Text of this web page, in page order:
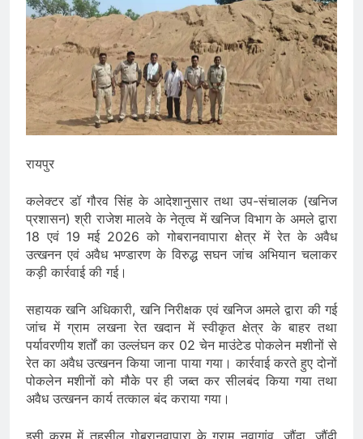
रायपुर
कलेक्टर डॉ गौरव सिंह के आदेशानुसार तथा उप-संचालक (खनिज
प्रशासन) श्री राजेश मालवे के नेतृत्व में खनिज विभाग के अमले द्वारा
18 एवं 19 मई 2026 को गोबरानवापारा क्षेत्र में रेत के अवैध
उत्खनन एवं अवैध भण्डारण के विरुद्ध सघन जांच अभियान चलाकर
कड़ी कार्रवाई की गई।
सहायक खनि अधिकारी, खनि निरीक्षक एवं खनिज अमले द्वारा की गई
जांच में ग्राम लखना रेत खदान में स्वीकृत क्षेत्र के बाहर तथा
पर्यावरणीय शर्तों का उल्लंघन कर 02 चेन माउंटेड पोकलेन मशीनों से
रेत का अवैध उत्खनन किया जाना पाया गया। कार्रवाई करते हुए दोनों
पोकलेन मशीनों को मौके पर ही जब्त कर सीलबंद किया गया तथा
अवैध उत्खनन कार्य तत्काल बंद कराया गया।